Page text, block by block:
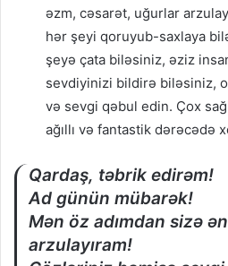
əzm, cəsarət, uğurlar
hər şeyi qoruyub-saxlaya
şeyə çata biləsiniz, əziz
sevdiyinizi bildirə biləsiniz,
və sevgi qəbul edin. Çox
ağıllı və fantastik dərəcədə
Qardaş, təbrik edirəm!
Ad günün mübarək!
Mən öz adımdan sizə ən
arzulayıram!